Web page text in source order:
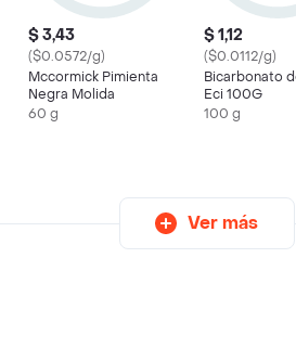
$ 3,43
($0.0572/g)
Mccormick Pimienta
Negra Molida
60 g
$ 1,12
($0.0112/g)
Bicarbonato
Eci 100G
100 g
Ver más